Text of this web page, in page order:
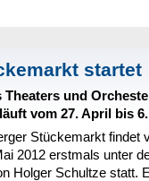
startet
Theaters und
vom 27. April bis
Stückemarkt findet
2012 erstmals unter
Holger Schultze statt.